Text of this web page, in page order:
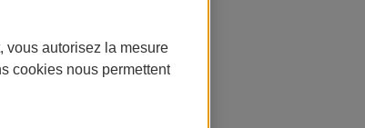
vous autorisez la mesure
cookies nous permettent